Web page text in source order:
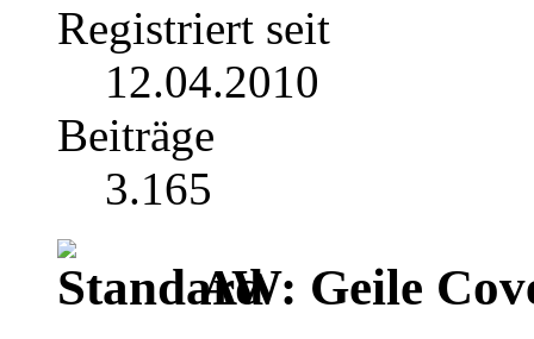
Registriert seit
12.04.2010
Beiträge
3.165
AW: Geile